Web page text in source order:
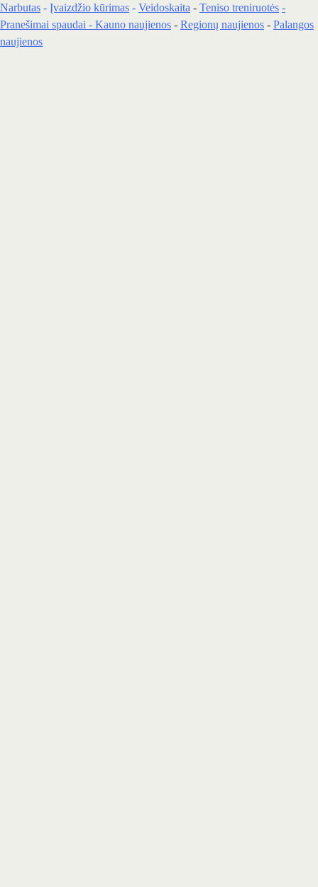
Narbutas - Įvaizdžio kūrimas - Veidoskaita - Teniso treniruotės -
Pranešimai spaudai - Kauno naujienos - Regionų naujienos - Palangos
naujienos